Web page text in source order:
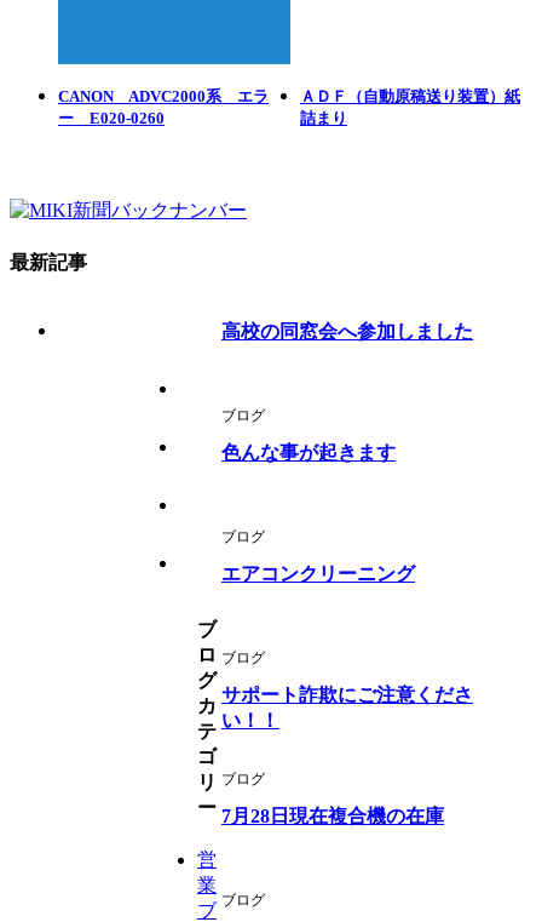
CANON ADVC2000系 エラ
ー E020-0260
ＡＤＦ（自動原稿送り装置）紙
詰まり
最新記事
高校の同窓会へ参加しました
ブログ
色んな事が起きます
ブログ
エアコンクリーニング
ブログ
サポート詐欺にご注意くださ
い！！
ブログ
7月28日現在複合機の在庫
ブログ
ブ
ロ
グ
カ
テ
ゴ
リ
ー
営
業
ブ